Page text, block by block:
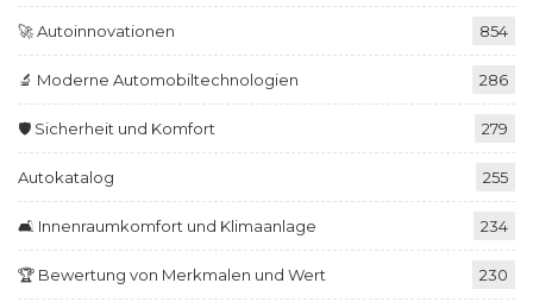
🚀 Autoinnovationen 854
🔬 Moderne Automobiltechnologien 286
🛡️ Sicherheit und Komfort 279
Autokatalog 255
🛋️ Innenraumkomfort und Klimaanlage 234
🏆 Bewertung von Merkmalen und Wert 230